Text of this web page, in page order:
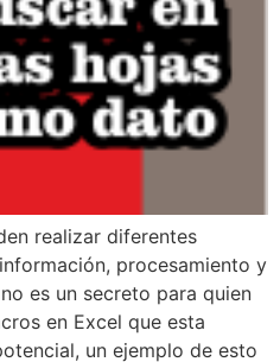
realizar diferentes
procesamiento y
es un secreto para quien
en Excel que esta
un ejemplo de esto